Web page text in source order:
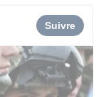
Suivre